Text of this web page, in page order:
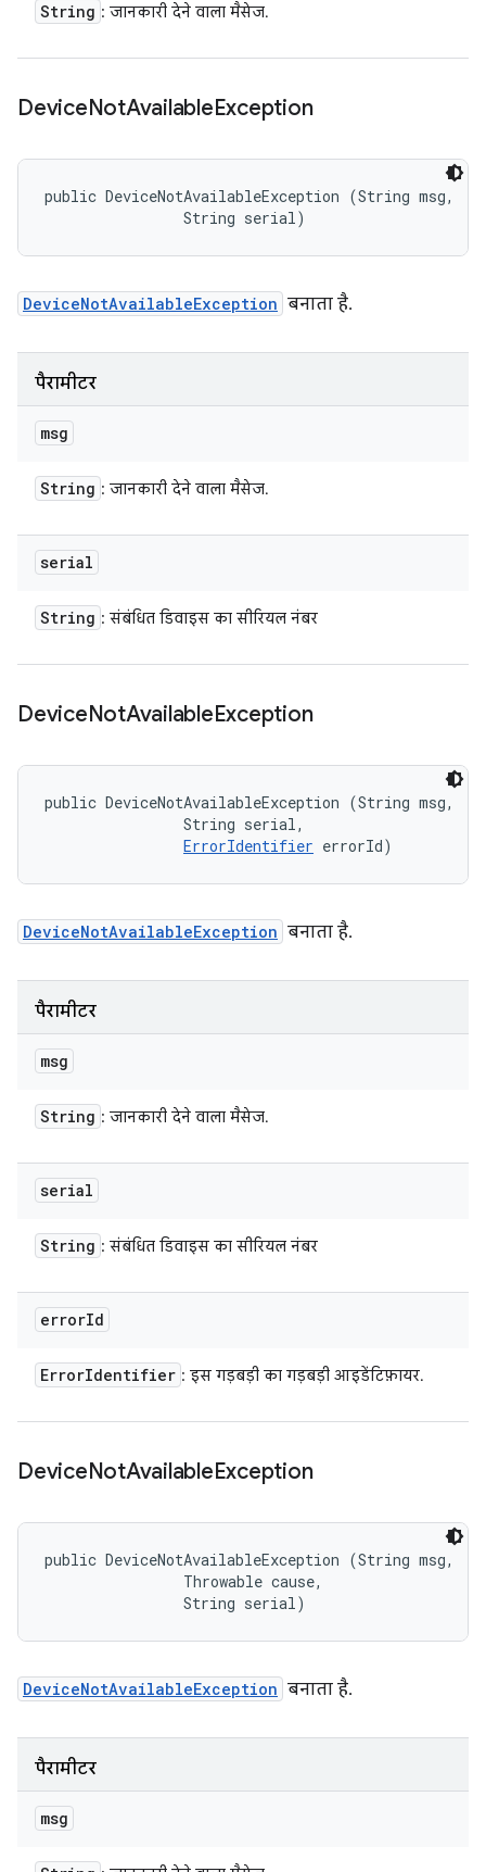
String : जानकारी देने वाला मैसेज.
DeviceNotAvailableException
public DeviceNotAvailableException (String msg,
                String serial)
DeviceNotAvailableException बनाता है.
पैरामीटर
msg
String : जानकारी देने वाला मैसेज.
serial
String : संबंधित डिवाइस का सीरियल नंबर
DeviceNotAvailableException
public DeviceNotAvailableException (String msg,
                String serial,
ErrorIdentifier errorId)
DeviceNotAvailableException बनाता है.
पैरामीटर
msg
String : जानकारी देने वाला मैसेज.
serial
String : संबंधित डिवाइस का सीरियल नंबर
errorId
ErrorIdentifier : इस गड़बड़ी का गड़बड़ी आइडेंटिफ़ायर.
DeviceNotAvailableException
public DeviceNotAvailableException (String msg,
                Throwable cause,
                String serial)
DeviceNotAvailableException बनाता है.
पैरामीटर
msg